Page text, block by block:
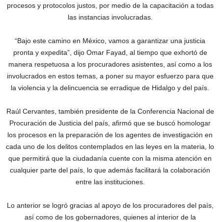
procesos y protocolos justos, por medio de la capacitación a todas
las instancias involucradas.
“Bajo este camino en México, vamos a garantizar una justicia
pronta y expedita”, dijo Omar Fayad, al tiempo que exhortó de
manera respetuosa a los procuradores asistentes, así como a los
involucrados en estos temas, a poner su mayor esfuerzo para que
la violencia y la delincuencia se erradique de Hidalgo y del país.
Raúl Cervantes, también presidente de la Conferencia Nacional de
Procuración de Justicia del país, afirmó que se buscó homologar
los procesos en la preparación de los agentes de investigación en
cada uno de los delitos contemplados en las leyes en la materia, lo
que permitirá que la ciudadanía cuente con la misma atención en
cualquier parte del país, lo que además facilitará la colaboración
entre las instituciones.
Lo anterior se logró gracias al apoyo de los procuradores del país,
así como de los gobernadores, quienes al interior de la